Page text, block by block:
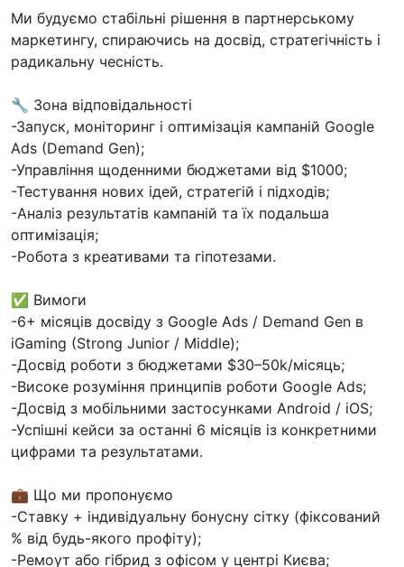
Ми будуємо стабільні рішення в партнерському
маркетингу, спираючись на досвід, стратегічність і
радикальну чесність.
🔧 Зона відповідальності
-Запуск, моніторинг і оптимізація кампаній Google
Ads (Demand Gen);
-Управління щоденними бюджетами від $1000;
-Тестування нових ідей, стратегій і підходів;
-Аналіз результатів кампаній та їх подальша
оптимізація;
-Робота з креативами та гіпотезами.
✅ Вимоги
-6+ місяців досвіду з Google Ads / Demand Gen в
iGaming (Strong Junior / Middle);
-Досвід роботи з бюджетами $30–50k/місяць;
-Високе розуміння принципів роботи Google Ads;
-Досвід з мобільними застосунками Android / iOS;
-Успішні кейси за останні 6 місяців із конкретними
цифрами та результатами.
💼 Що ми пропонуємо
-Ставку + індивідуальну бонусну сітку (фіксований
% від будь-якого профіту);
-Ремоут або гібрид з офісом у центрі Києва;